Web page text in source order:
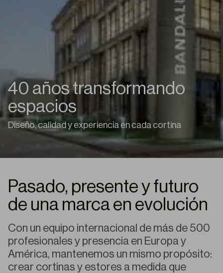
40 años transformando
espacios
Diseño, calidad y experiencia en cada cortina
Pasado, presente y futuro
de una marca en evolución
Con un equipo internacional de más de 500
profesionales y presencia en Europa y
América, mantenemos un mismo propósito:
crear cortinas y estores a medida que